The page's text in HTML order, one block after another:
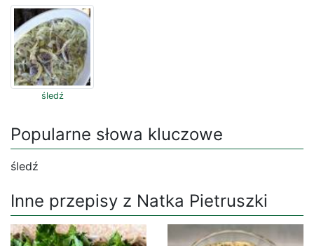
śledź
Popularne słowa kluczowe
śledź
Inne przepisy z Natka Pietruszki